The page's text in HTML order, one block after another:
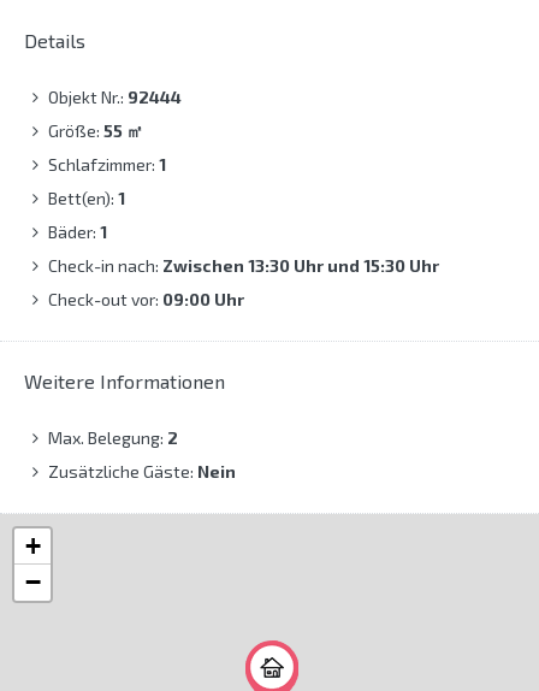
Details
Objekt Nr.: 92444
Größe: 55 ㎡
Schlafzimmer: 1
Bett(en): 1
Bäder: 1
Check-in nach: Zwischen 13:30 Uhr und 15:30 Uhr
Check-out vor: 09:00 Uhr
Weitere Informationen
Max. Belegung: 2
Zusätzliche Gäste: Nein
+
−